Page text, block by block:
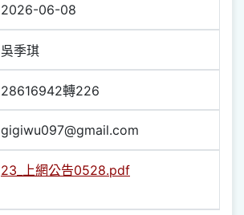
2026-06-08
吳季琪
28616942轉226
gigiwu097@gmail.com
23_上網公告0528.pdf